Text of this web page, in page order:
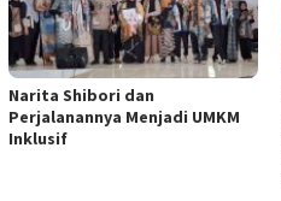
Narita Shibori dan
Perjalanannya Menjadi UMKM
Inklusif